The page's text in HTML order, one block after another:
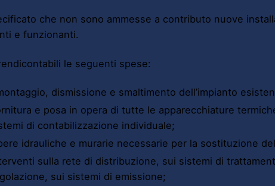
che non sono ammesse a contributo nuove
e funzionanti.
le seguenti spese:
dismissione e smaltimento dell’impianto
e posa in opera di tutte le apparecchiature
di contabilizzazione individuale;
idrauliche e murarie necessarie per la sostituzione
sulla rete di distribuzione, sui sistemi di
sui sistemi di emissione;